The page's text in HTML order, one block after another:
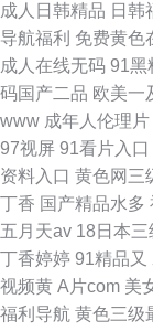
成人日韩精品 日韩
导航福利 免费黄色
成人在线无码 91黑
码国产二品 欧美一
www 成年人伦理片
97视屏 91看片入口
资料入口 黄色网三
丁香 国产精品水多
五月天av 18日本三
丁香婷婷 91精品又
视频黄 A片com 美
福利导航 黄色三级